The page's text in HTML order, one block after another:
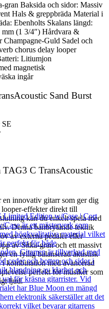
gran Baksida och sidor: Massiv
Hals & greppbräda Material i
Ebenholts Skalans längd:
mm (1 3/4″) Hårdvara &
Guld Sadel och
chorus delay looper
Litiumjon
magnetisk
ingår
Sand Burst
SE
C TransAcoustic
innovativ gitarr som ger dig
effekter direkt till
kan du enkelt spela med
Denna banbrytande teknik
av externa pedaler eller
av Sitka-gran och ett massivt
en fyllig balanserad akustisk
kombination med avancerad
perfekt för musiker som
ljud.